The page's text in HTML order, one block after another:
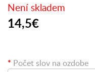
Není skladem
14,5€
Počet slov na ozdobe